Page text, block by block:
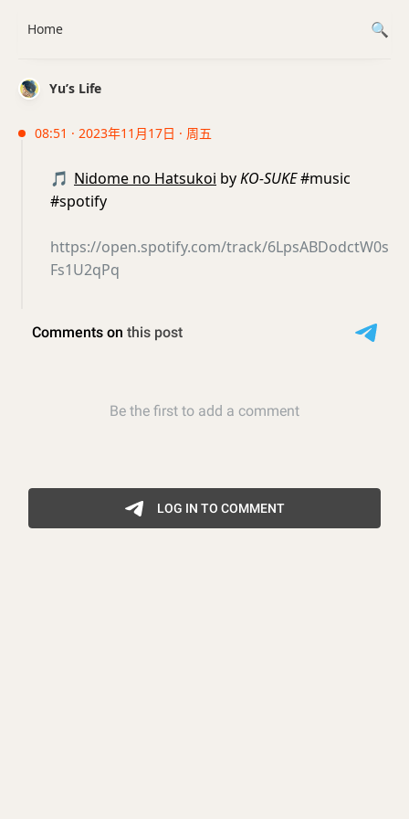
Yu’s Life
08:51 · 2023年11月17日 · 周五
🎵 Nidome no Hatsukoi byKO-SUKE#music
#spotify
https://open.spotify.com/track/6LpsABDodctW0s
Fs1U2qPq
Home